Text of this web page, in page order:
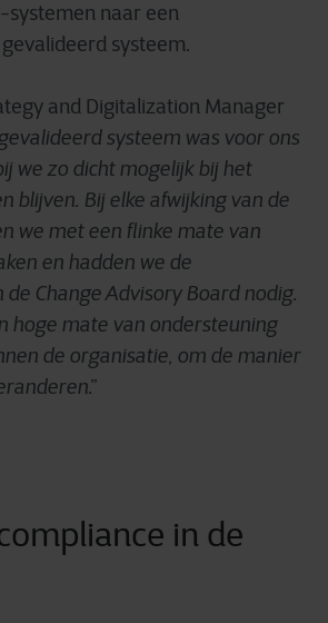
systemen naar een
systeem.
and Digitalization Manager
systeem was voor ons
we zo dicht mogelijk bij het
blijven. Bij elke afwijking van de
we met een flinke mate van
en hadden we de
Change Advisory Board nodig.
hoge mate van ondersteuning
de organisatie, om de manier
.”
in de